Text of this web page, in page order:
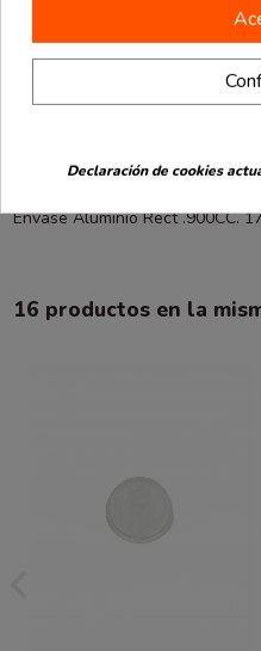
Descripción
Detalles de producto
Envase Aluminio Rect .900CC.
16 productos en la
Declaración de cookies